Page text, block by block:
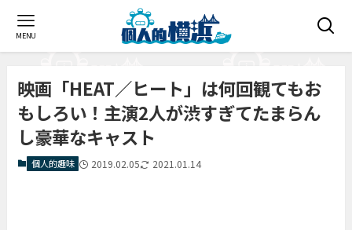
MENU
映画「HEAT／ヒート」は何回観てもお
もしろい！主演2人が渋すぎてたまらん
し豪華なキャスト
個人的趣味 2019.02.05 2021.01.14